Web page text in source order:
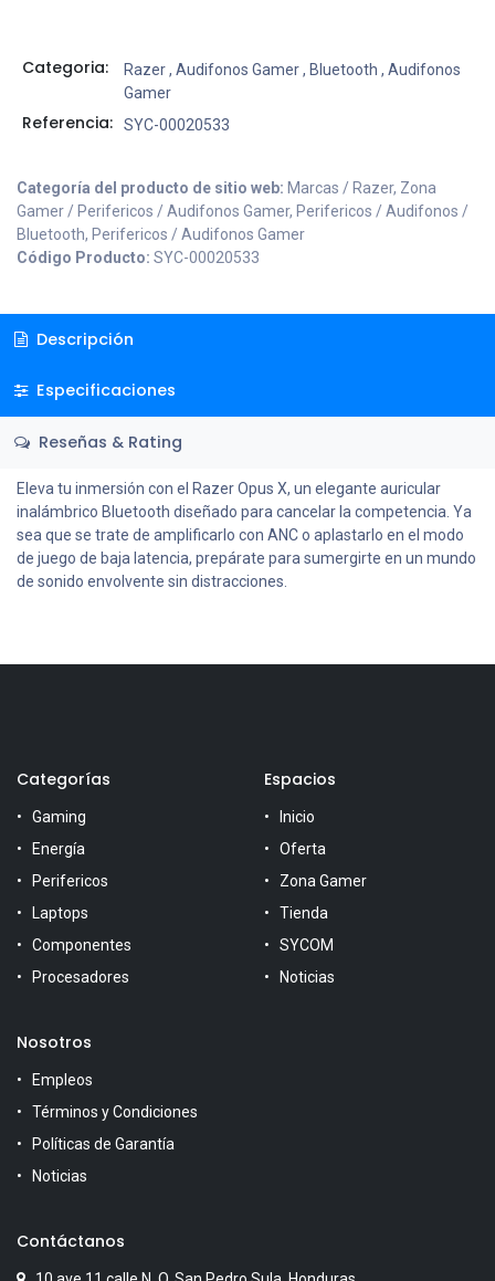
Categoria: Razer, Audifonos Gamer, Bluetooth , Audifonos
Gamer
Referencia: SYC-00020533
Categoría del producto de sitio web: Marcas / Razer, Zona
Gamer / Perifericos / Audifonos Gamer, Perifericos / Audifonos /
Bluetooth, Perifericos / Audifonos Gamer
Código Producto: SYC-00020533
Descripción
Especificaciones
Reseñas & Rating
Eleva tu inmersión con el Razer Opus X, un elegante auricular
inalámbrico Bluetooth diseñado para cancelar la competencia. Ya
sea que se trate de amplificarlo con ANC o aplastarlo en el modo
de juego de baja latencia, prepárate para sumergirte en un mundo
de sonido envolvente sin distracciones.
Categorías
Gaming
Energía
Perifericos
Laptops
Componentes
Procesadores
Espacios
Inicio
Oferta
Zona Gamer
Tienda
SYCOM
Noticias
Nosotros
Empleos
Términos y Condiciones
Políticas de Garantía
Noticias
Contáctanos